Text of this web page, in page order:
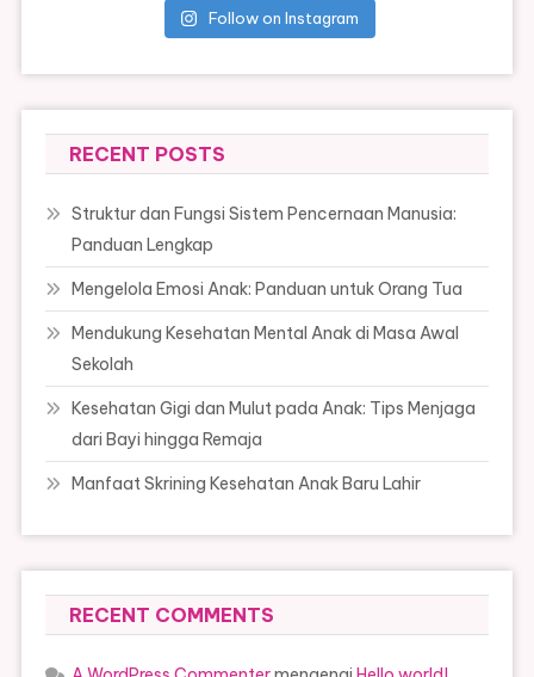
Follow on Instagram
RECENT POSTS
Struktur dan Fungsi Sistem Pencernaan Manusia:
Panduan Lengkap
Mengelola Emosi Anak: Panduan untuk Orang Tua
Mendukung Kesehatan Mental Anak di Masa Awal
Sekolah
Kesehatan Gigi dan Mulut pada Anak: Tips Menjaga
dari Bayi hingga Remaja
Manfaat Skrining Kesehatan Anak Baru Lahir
RECENT COMMENTS